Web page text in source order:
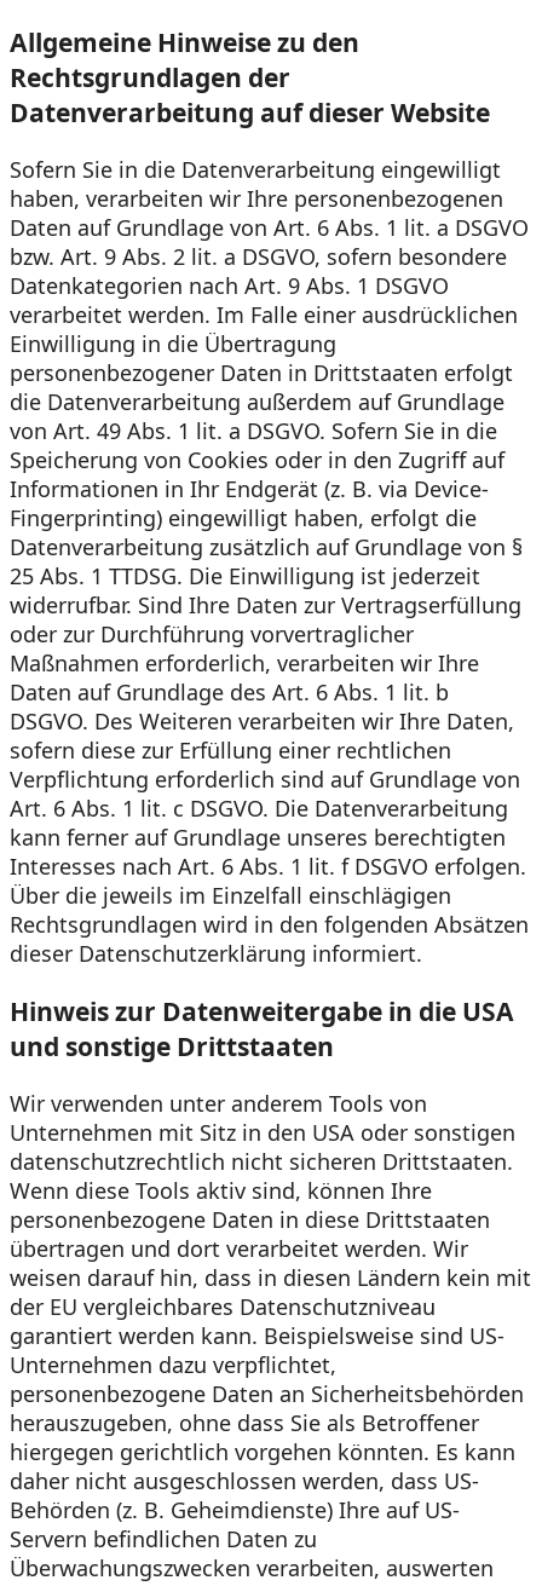
Allgemeine Hinweise zu den
Rechtsgrundlagen der
Datenverarbeitung auf dieser Website
Sofern Sie in die Datenverarbeitung eingewilligt
haben, verarbeiten wir Ihre personenbezogenen
Daten auf Grundlage von Art. 6 Abs. 1 lit. a DSGVO
bzw. Art. 9 Abs. 2 lit. a DSGVO, sofern besondere
Datenkategorien nach Art. 9 Abs. 1 DSGVO
verarbeitet werden. Im Falle einer ausdrücklichen
Einwilligung in die Übertragung
personenbezogener Daten in Drittstaaten erfolgt
die Datenverarbeitung außerdem auf Grundlage
von Art. 49 Abs. 1 lit. a DSGVO. Sofern Sie in die
Speicherung von Cookies oder in den Zugriff auf
Informationen in Ihr Endgerät (z. B. via Device-
Fingerprinting) eingewilligt haben, erfolgt die
Datenverarbeitung zusätzlich auf Grundlage von §
25 Abs. 1 TTDSG. Die Einwilligung ist jederzeit
widerrufbar. Sind Ihre Daten zur Vertragserfüllung
oder zur Durchführung vorvertraglicher
Maßnahmen erforderlich, verarbeiten wir Ihre
Daten auf Grundlage des Art. 6 Abs. 1 lit. b
DSGVO. Des Weiteren verarbeiten wir Ihre Daten,
sofern diese zur Erfüllung einer rechtlichen
Verpflichtung erforderlich sind auf Grundlage von
Art. 6 Abs. 1 lit. c DSGVO. Die Datenverarbeitung
kann ferner auf Grundlage unseres berechtigten
Interesses nach Art. 6 Abs. 1 lit. f DSGVO erfolgen.
Über die jeweils im Einzelfall einschlägigen
Rechtsgrundlagen wird in den folgenden Absätzen
dieser Datenschutzerklärung informiert.
Hinweis zur Datenweitergabe in die USA
und sonstige Drittstaaten
Wir verwenden unter anderem Tools von
Unternehmen mit Sitz in den USA oder sonstigen
datenschutzrechtlich nicht sicheren Drittstaaten.
Wenn diese Tools aktiv sind, können Ihre
personenbezogene Daten in diese Drittstaaten
übertragen und dort verarbeitet werden. Wir
weisen darauf hin, dass in diesen Ländern kein mit
der EU vergleichbares Datenschutzniveau
garantiert werden kann. Beispielsweise sind US-
Unternehmen dazu verpflichtet,
personenbezogene Daten an Sicherheitsbehörden
herauszugeben, ohne dass Sie als Betroffener
hiergegen gerichtlich vorgehen könnten. Es kann
daher nicht ausgeschlossen werden, dass US-
Behörden (z. B. Geheimdienste) Ihre auf US-
Servern befindlichen Daten zu
Überwachungszwecken verarbeiten, auswerten